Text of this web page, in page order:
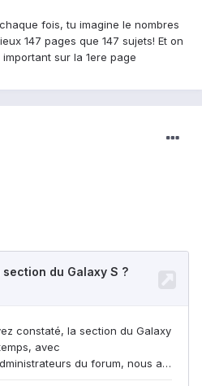
fois, tu imagine le nombres
147 pages que 147 sujets! Et on
sur la 1ere page